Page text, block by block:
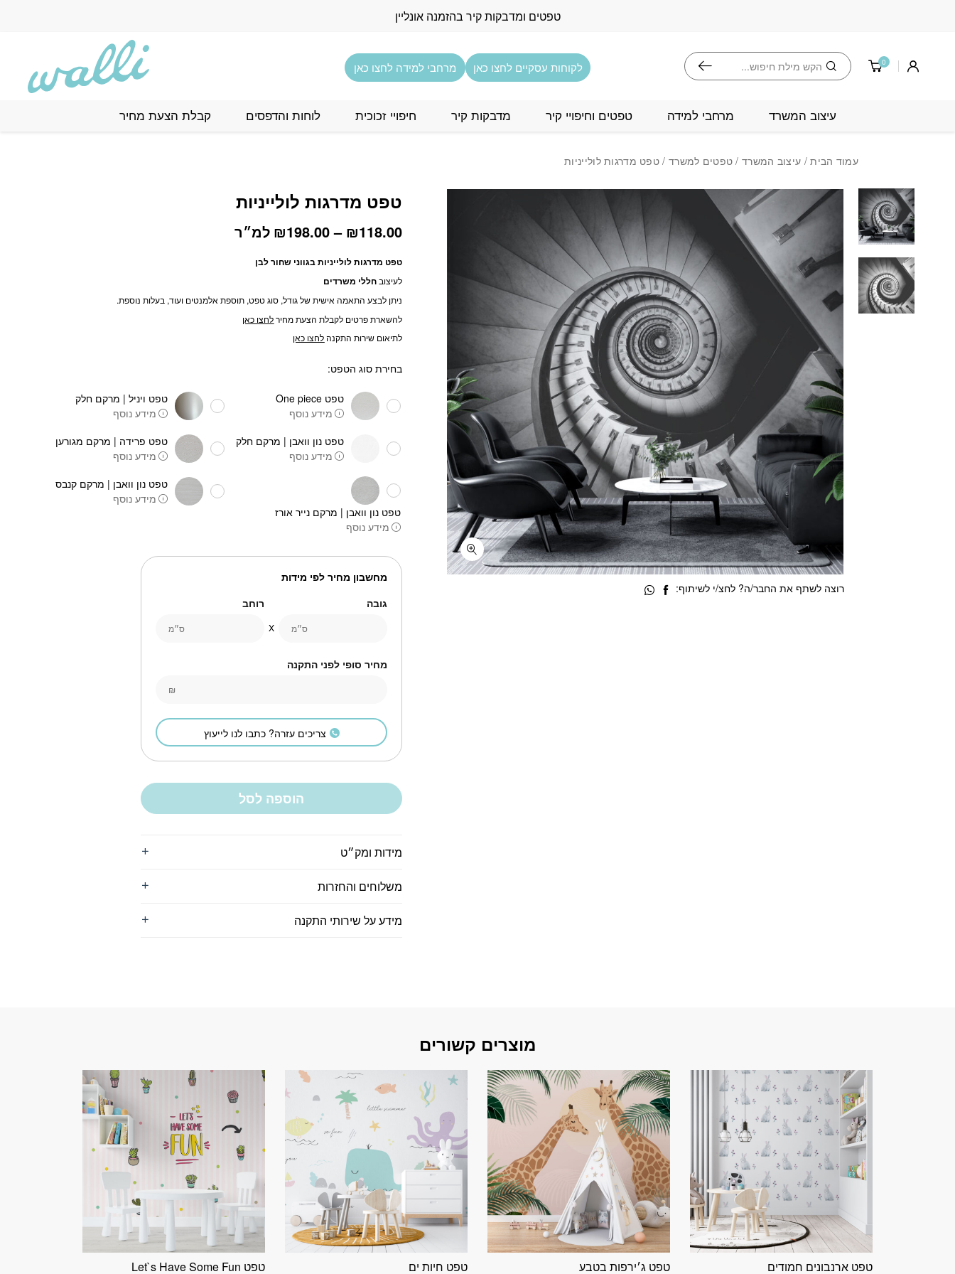
טפטים ומדבקות קיר בהזמנה אונליין
0 חיפוש לקוחות עסקיים לחצו כאן מרחבי למידה לחצו כאן
עיצוב המשרד מרחבי למידה טפטים וחיפויי קיר מדבקות קיר חיפויי זכוכית לוחות והדפסים קבלת הצעת מחיר
עמוד הבית/ עיצוב המשרד/ טפטים למשרד / טפט מדרגות לולייניות
טפט מדרגות לולייניות
₪118.00
–
₪198.00
טווח
⁦₪198.00⁩
למ״ר
טפט מדרגות לולייניות בגווני שחור לבן
לעיצובחללי משרדים
ניתן לבצע התאמה אישית של גודל, סוג טפט, תוספת אלמנטים ועוד, בעלות נוספת.
להשארת פרטים לקבלת הצעת מחירלחצו כאן
לתיאום שירות התקנהלחצו כאן
בחירת סוג הטפט:
טפט One piece
מידע נוסף
טפט ויניל | מרקם חלק
מידע נוסף
טפט נון וואבן | מרקם חלק
מידע נוסף
טפט פרידה | מרקם מגורען
מידע נוסף
טפט נון וואבן | מרקם נייר אורז
מידע נוסף
טפט נון וואבן | מרקם קנבס
מידע נוסף
מחשבון מחיר לפי מידות
גובה
ס״מ
רוחב
ס״מ
מחיר סופי לפני התקנה
₪
צריכים עזרה? כתבו לנו לייעוץ
הוספה לסל
מידות ומק״ט
משלוחים והחזרות
מידע על שירותי התקנה
רוצה לשתף את החבר/ה? לחצ/י לשיתוף:
מוצרים קשורים
טפט ארנבונים חמודים טפט ג׳ירפות בטבע טפט חיות ים טפט Let`s Have Some Fun